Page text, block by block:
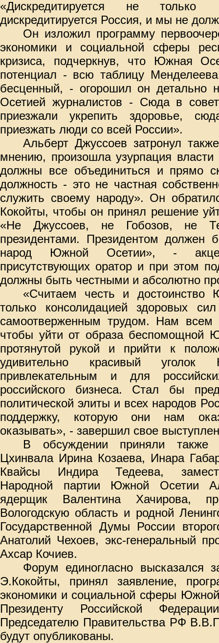
«Дискредитируется не только
дискредитируется Россия, и мы не
Он изложил программу
экономики и социальной сферы
кризиса, подчеркнув, что Южная
потенциал - всю таблицу
бесценный, - огорошил он
Осетией журналистов - Сюда в
приезжали укрепить здоровье,
приезжать люди со всей России».
Альберт Джуссоев затронул
мнению, произошла узурпация
должны все объединиться и прямо
должность - это не частная
служить своему народу». Он
Кокойты, чтобы он принял решение
«Не Джуссоев, не Гобозов, не
президентами. Президентом должен
народ Южной Осетии», -
присутствующих оратор и при этом
должны быть честными и абсолютно
«Считаем честь и
только консолидацией здоровых
самоотверженным трудом. Нам всем
чтобы уйти от образа беспомощной
протянутой рукой и прийти к
удивительно красивый
привлекательным и для
российского бизнеса. Стал бы
политической элиты и всех народов
поддержку, которую они нам
оказывать», - завершил свое
В обсуждении приняли также
Цхинвала Ирина Козаева, Инара
Квайсы Индира Тедеева,
Народной партии Южной Осетии
ядерщик Валентина Хачирова,
Вологодскую область и родной
Государственной Думы России
Анатолий Чехоев, экс-генеральный
Ахсар Кочиев.
Форум единогласно высказался
Э.Кокойты, принял заявление,
экономики и социальной сферы
Президенту Российской
Председателю Правительства РФ
будут опубликованы.